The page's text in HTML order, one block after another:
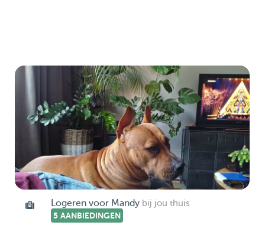
Logeren voor Mandy bij jou thuis
5 AANBIEDINGEN